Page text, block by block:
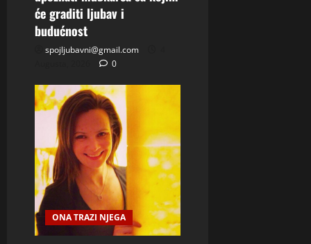
će graditi ljubav i
budućnost
spojljubavni@gmail.com
0
ONA TRAZI NJEGA